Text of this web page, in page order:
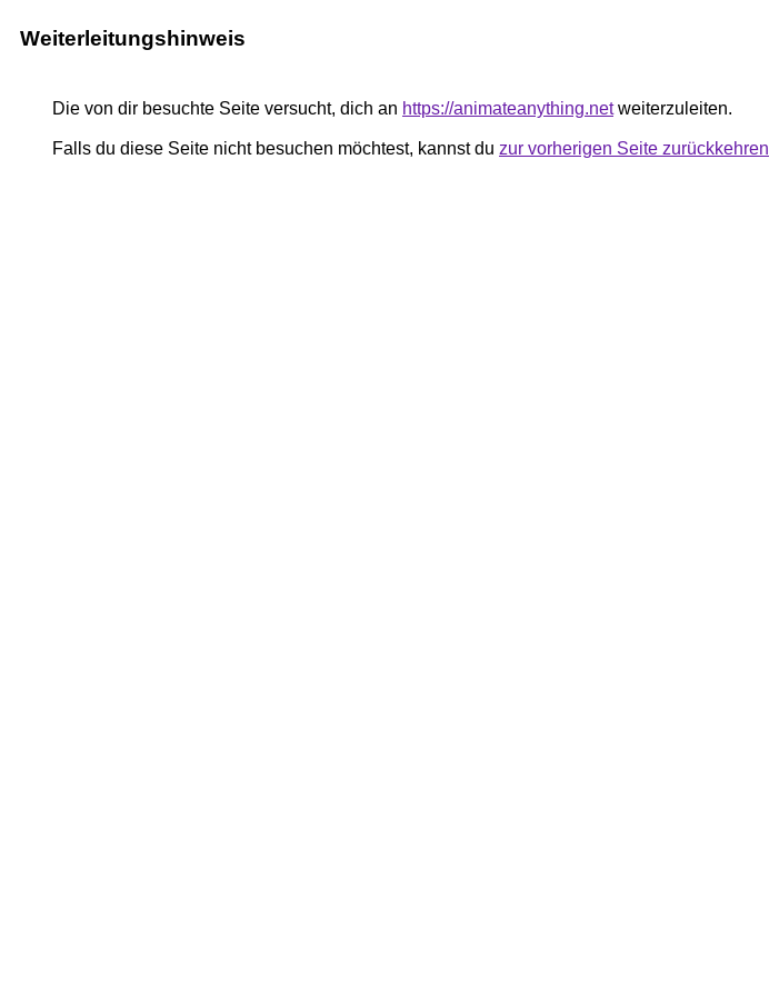
Weiterleitungshinweis
Die von dir besuchte Seite versucht, dich an https://animateanything.netweiterzuleiten.
Falls du diese Seite nicht besuchen möchtest, kannst du zur vorherigen Seite zurückkehren